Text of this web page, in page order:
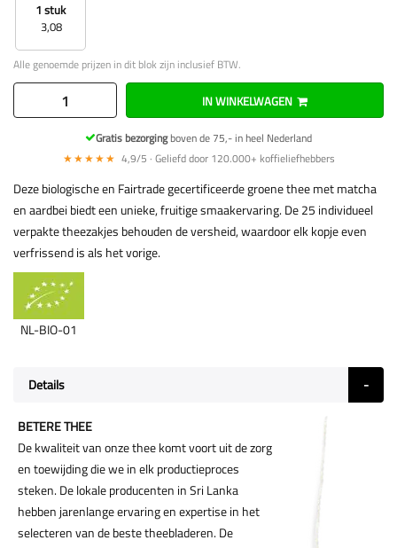
1 stuk
3,08
Alle genoemde prijzen in dit blok zijn inclusief BTW.
IN WINKELWAGEN
Gratis bezorgingboven de 75,- in heel Nederland
★★★★★ 4,9/5 · Geliefd door 120.000+ koffieliefhebbers
Deze biologische en Fairtrade gecertificeerde groene thee met matcha
en aardbei biedt een unieke, fruitige smaakervaring. De 25 individueel
verpakte theezakjes behouden de versheid, waardoor elk kopje even
verfrissend is als het vorige.
NL-BIO-01
Details
BETERE THEE
De kwaliteit van onze thee komt voort uit de zorg
en toewijding die we in elk productieproces
steken. De lokale producenten in Sri Lanka
hebben jarenlange ervaring en expertise in het
selecteren van de beste theebladeren. De